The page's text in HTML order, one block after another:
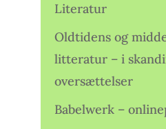
Literatur
Oldtidens og
litteratur – i
oversættelser
Babelwerk –